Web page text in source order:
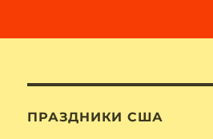
ПРАЗДНИКИ США